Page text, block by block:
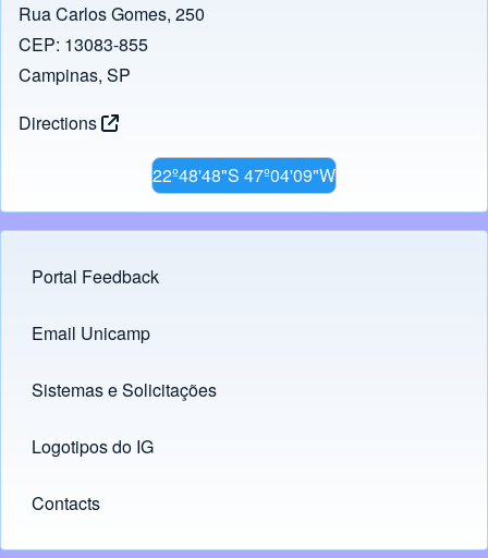
Rua Carlos Gomes, 250
CEP: 13083-855
Campinas, SP
Directions
22º48'48"S 47º04'09"W
Footer menu
Portal Feedback
Links
Email Unicamp
(opens in new tab)
Sistemas e Solicitações
(opens in new tab)
Logotipos do IG
(opens in new tab)
Contacts